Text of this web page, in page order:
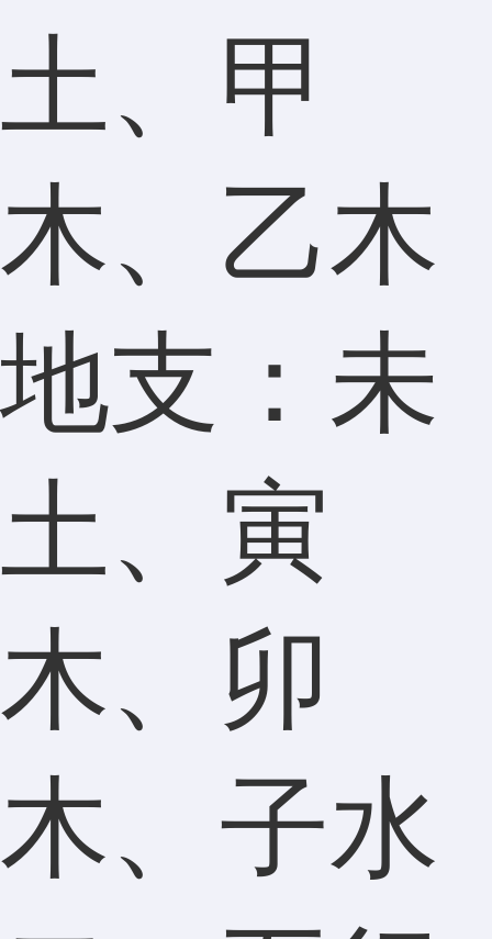
土、甲
木、乙木
地支：未
土、寅
木、卯
木、子水